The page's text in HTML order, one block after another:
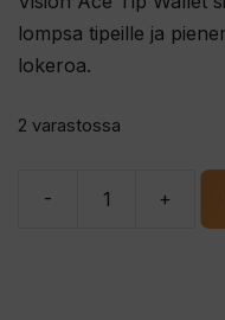
lompsa tipeille ja
lokeroa.
2 varastossa
- +